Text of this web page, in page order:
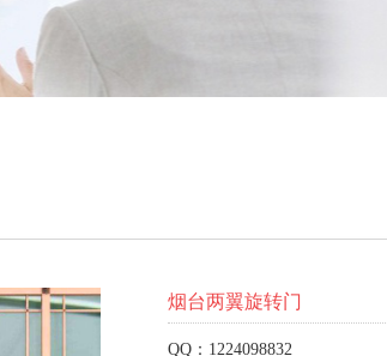
烟台两翼旋转门
QQ：1224098832